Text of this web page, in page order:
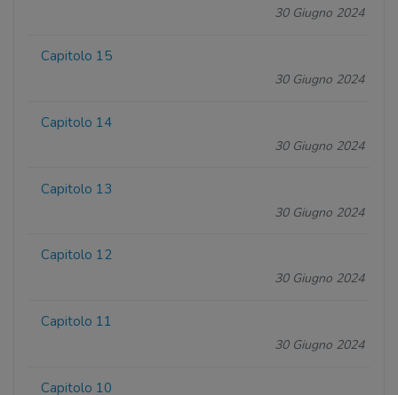
30 Giugno 2024
Capitolo 15
30 Giugno 2024
Capitolo 14
30 Giugno 2024
Capitolo 13
30 Giugno 2024
Capitolo 12
30 Giugno 2024
Capitolo 11
30 Giugno 2024
Capitolo 10